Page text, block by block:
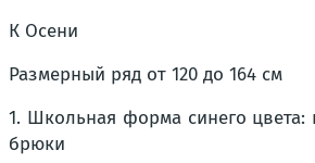
К Осени
Размерный ряд от 120 до 164 см
1. Школьная форма синего
брюки